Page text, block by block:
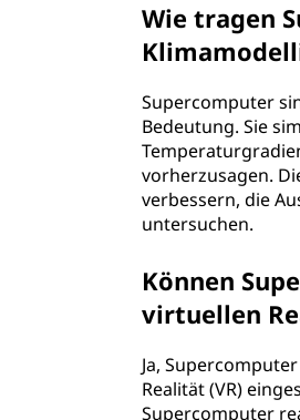
Wie tragen
Supercomputer
Bedeutung. Sie
vorherzusagen.
verbessern, die
untersuchen.
Können
virtuellen
Ja,
Realität (VR)
Supercomputer